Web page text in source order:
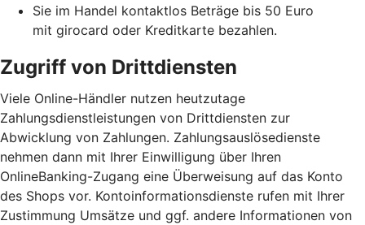
Sie im Handel kontaktlos Beträge bis 50 Euro
mit girocard oder Kreditkarte bezahlen.
Zugriff von Drittdiensten
Viele Online-Händler nutzen heutzutage
Zahlungsdienstleistungen von Drittdiensten zur
Abwicklung von Zahlungen. Zahlungsauslösedienste
nehmen dann mit Ihrer Einwilligung über Ihren
OnlineBanking-Zugang eine Überweisung auf das Konto
des Shops vor. Kontoinformationsdienste rufen mit Ihrer
Zustimmung Umsätze und ggf. andere Informationen von